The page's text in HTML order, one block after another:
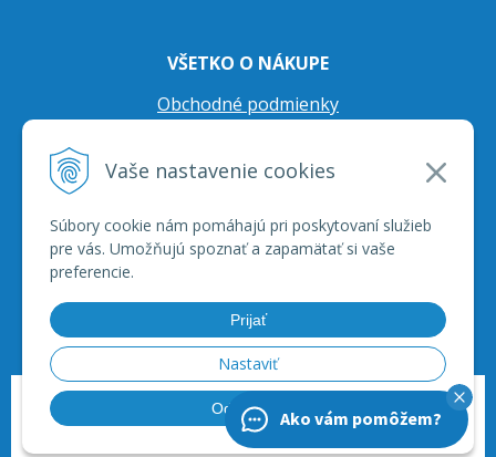
Vaše nastavenie cookies
Súbory cookie nám pomáhajú pri poskytovaní služieb
pre vás. Umožňujú spoznať a zapamätať si vaše
preferencie.
Prijať
Nastaviť
Odmietnuť
VŠETKO O NÁKUPE
Obchodné podmienky
Prepravné podmienky
© 2026 JJ Moto - skútre, štvorkolky, moto príslušenstvo, ich servis. •
tvorba
webhosting
Ako vám pomôžem?